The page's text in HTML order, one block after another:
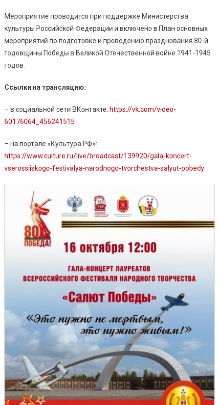
Мероприятие проводится при поддержке Министерства
культуры Российской Федерации и включено в План основных
мероприятий по подготовке и проведению празднования 80-й
годовщины Победы в Великой Отечественной войне 1941-1945
годов.
Ссылки на трансляцию:
– в социальной сети ВКонтакте: https://vk.com/video-
60176064_456241515
– на портале «Культура.РФ»:
https://www.culture.ru/live/broadcast/139920/gala-koncert-
vserossiiskogo-festivalya-narodnogo-tvorchestva-salyut-pobedy